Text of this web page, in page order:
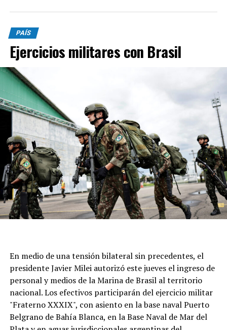
El club fue fundado por el padre Lorenzo Massa y
mantiene una conexión cercana con Jorge Bergoglio,
conocido hincha y uno de los socios más representativos
del Ciclón.
Además, León XIV, como sucesor de Francisco, podría
rendir un homenaje implícito al legado de Bergoglio,
quien es considerado un referente de la Iglesia Católica.
PAÍS
Ejercicios militares con Brasil
En medio de una tensión bilateral sin precedentes, el
presidente Javier Milei autorizó este jueves el ingreso de
personal y medios de la Marina de Brasil al territorio
nacional. Los efectivos participarán del ejercicio militar
"Fraterno XXXIX", con asiento en la base naval Puerto
Belgrano de Bahía Blanca, en la Base Naval de Mar del